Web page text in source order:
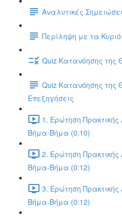
Αναλυτικές
Περίληψη με τα
Quiz Κατανόησης της
Quiz Κατανόησης της
Επεξηγήσεις
1. Ερώτηση
Βήμα-Βήμα (0:10)
2. Ερώτηση
Βήμα-Βήμα (0:12)
3. Ερώτηση
Βήμα-Βήμα (0:12)